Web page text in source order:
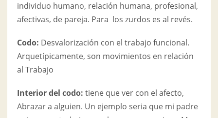
individuo humano, relación humana, profesional,
afectivas, de pareja. Para los zurdos es al revés.
Codo: Desvalorización con el trabajo funcional.
Arquetípicamente, son movimientos en relación
al Trabajo
Interior del codo: tiene que ver con el afecto,
Abrazar a alguien. Un ejemplo seria que mi padre